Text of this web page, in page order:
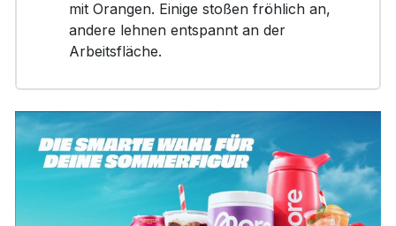
mit Orangen. Einige stoßen fröhlich an,
andere lehnen entspannt an der
Arbeitsfläche.